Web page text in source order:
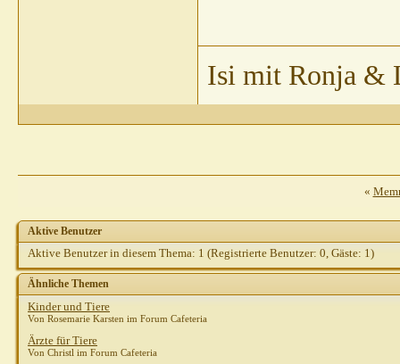
Isi mit Ronja &
«
Aktive Benutzer
Aktive Benutzer in diesem Thema: 1 (Registrierte Benutzer: 0, Gäste: 1)
Ähnliche Themen
Kinder und Tiere
Von Rosemarie Karsten im Forum Cafeteria
Ärzte für Tiere
Von Christl im Forum Cafeteria